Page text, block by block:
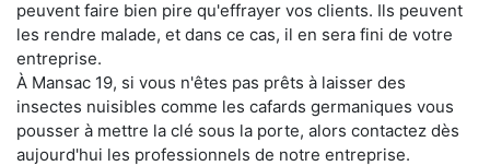
peuvent faire bien pire qu'effrayer vos clients. Ils peuvent
les rendre malade, et dans ce cas, il en sera fini de votre
entreprise.
À Mansac 19, si vous n'êtes pas prêts à laisser des
insectes nuisibles comme les cafards germaniques vous
pousser à mettre la clé sous la porte, alors contactez dès
aujourd'hui les professionnels de notre entreprise.